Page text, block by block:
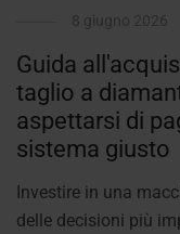
Guida
taglio a
aspettarsi di
sistema giusto
Investire in una
delle decisioni più